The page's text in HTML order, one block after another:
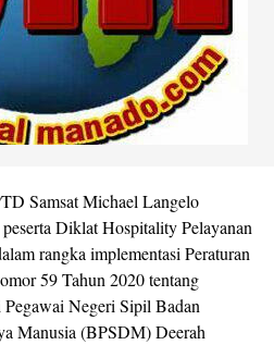
Samsat Michael Langelo
Diklat Hospitality Pelayanan
rangka implementasi Peraturan
59 Tahun 2020 tentang
Negeri Sipil Badan
Manusia (BPSDM) Deerah